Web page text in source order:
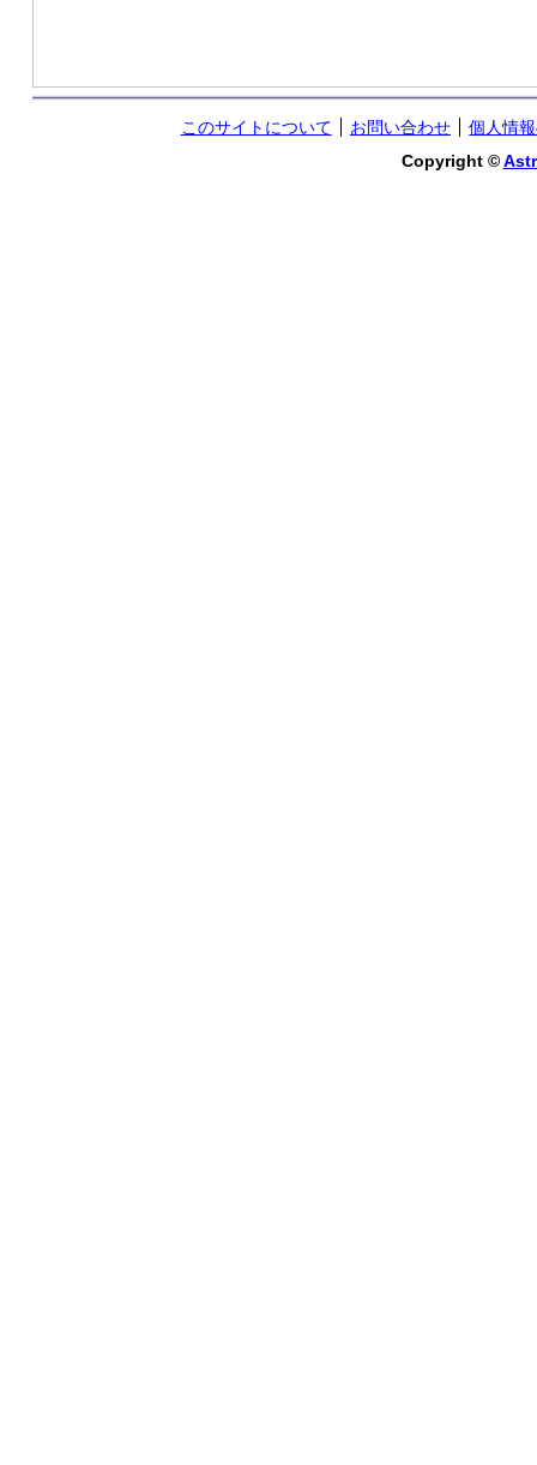
このサイトについて お問い合わせ
個人情
Copyright ©